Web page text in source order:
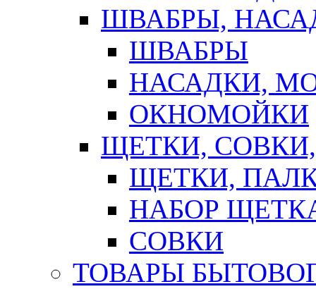
ШВАБРЫ,
ШВАБРЫ
НАСАДКИ,
ОКНОМОЙКИ
ЩЕТКИ,
ЩЕТКИ,
НАБОР
СОВКИ
ТОВАРЫ